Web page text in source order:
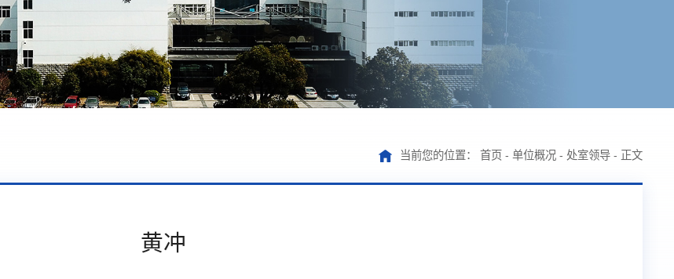
当前您的位置： 首页- 单位概况- 处室领导- 正文
黄冲